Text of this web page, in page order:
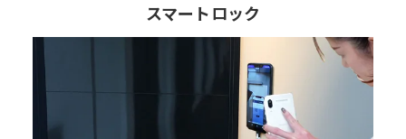
スマートロック